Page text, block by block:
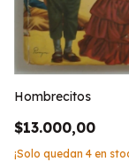
Hombrecitos
$13.000,00
¡Solo quedan 4 en